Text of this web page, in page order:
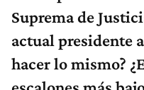
Suprema de
actual presidente
hacer lo mismo?